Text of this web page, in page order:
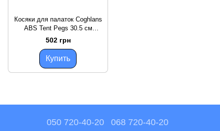
Косяки для палаток Coghlans
ABS Tent Pegs 30.5 см
желтые 6 штук
502 грн
Купить
050 720-40-20 068 720-40-20